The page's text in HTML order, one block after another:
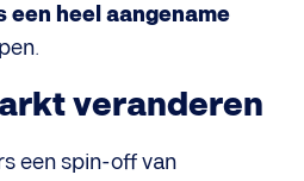
een heel aangename
veranderen
een spin-off van